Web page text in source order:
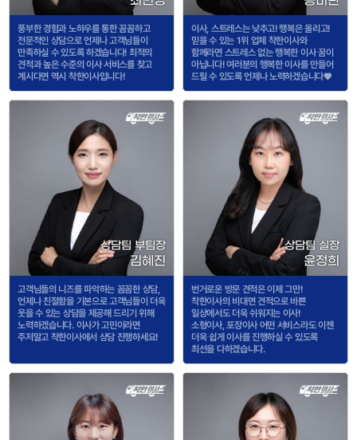
풍부한 경험과 노하우를 통한 꼼꼼하고
전문적인 상담으로 언제나 고객님들이
만족하실 수 있도록 하겠습니다! 최적의
견적과 높은 수준의 이사 서비스를 찾고
계시다면 역시 착한이사입니다!
이사, 스트레스는 낮추고! 행복은 올리고!
믿을 수 있는 1위 업체 착한이사와
함께라면 스트레스 없는 행복한 이사 꿈이
아닙니다! 여러분의 행복한 이사를 만들어
드릴 수 있도록 언제나 노력하겠습니다♥
상담팀 부팀장
김혜진
고객님들의 니즈를 파악하는 꼼꼼한 상담,
언제나 친절함을 기본으로 고객님들이 더욱
웃을 수 있는 상담을 제공해 드리기 위해
노력하겠습니다. 이사가 고민이라면
주저말고 착한이사에서 상담 진행하세요!
상담팀 실장
윤정희
번거로운 방문 견적은 이제 그만!
착한이사의 비대면 견적으로 바쁜
일상에서도 더욱 쉬워지는 이사!
소형이사, 포장이사 어떤 서비스라도 이젠
더욱 쉽게 이사를 진행하실 수 있도록
최선을 다하겠습니다.